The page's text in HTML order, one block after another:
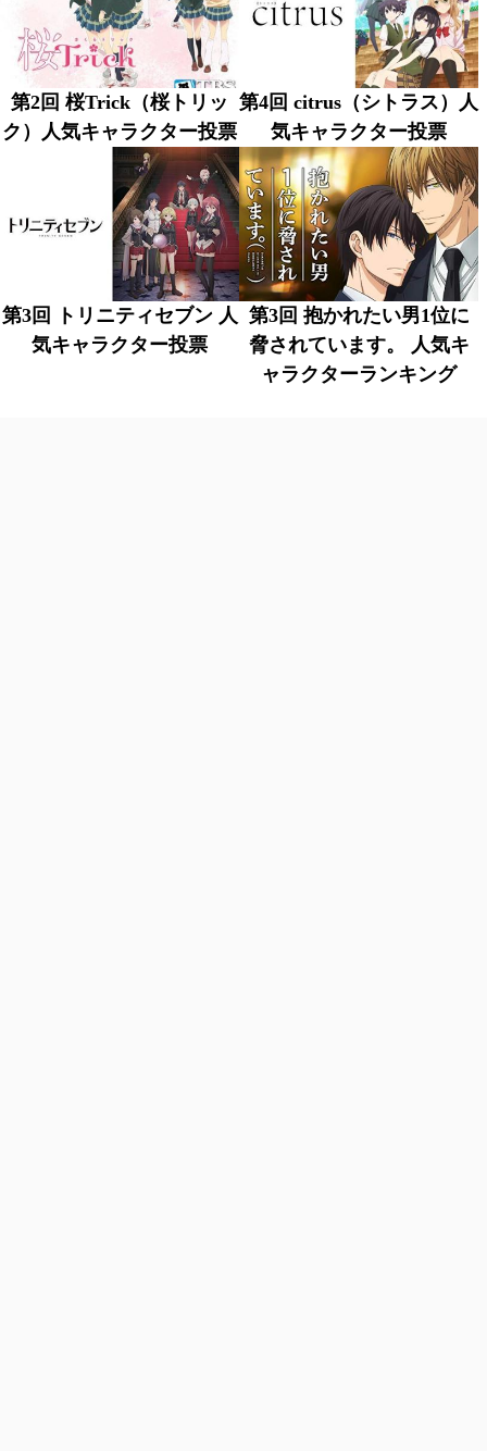
第2回 桜Trick（桜トリッ
ク）人気キャラクター投票
第4回 citrus（シトラス）人
気キャラクター投票
第3回 トリニティセブン 人
気キャラクター投票
第3回 抱かれたい男1位に
脅されています。 人気キ
ャラクターランキング